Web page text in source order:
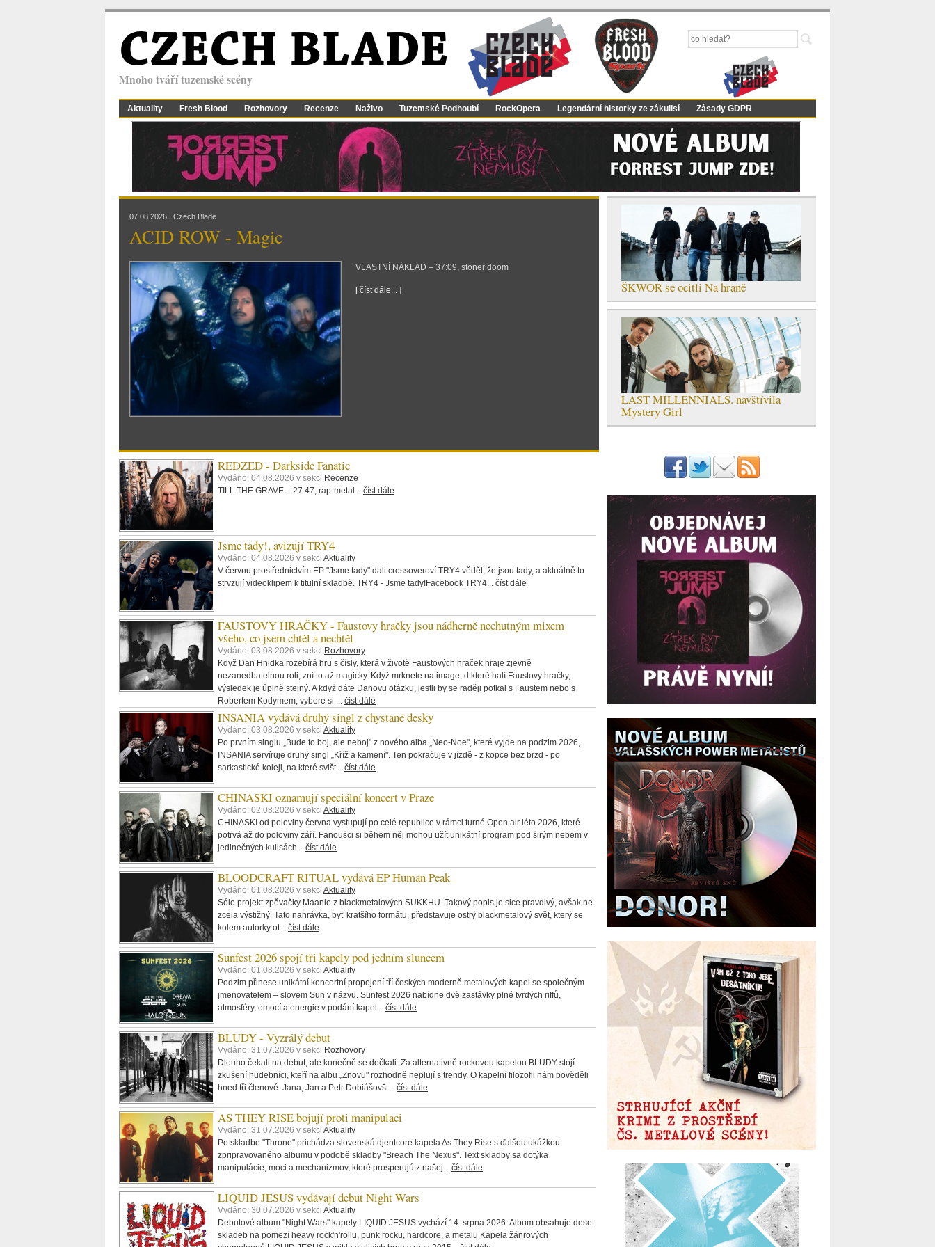
CZECH BLADE
Mnoho tváří tuzemské scény
Aktuality Fresh Blood Rozhovory Recenze Naživo Tuzemské Podhoubí RockOpera Legendární historky ze zákulisí Zásady GDPR
07.08.2026 | Czech Blade
ACID ROW - Magic
VLASTNÍ NÁKLAD – 37:09, stoner doom
[ číst dále... ] ŠKWOR se ocitli Na hraně
LAST MILLENNIALS. navštívila
Mystery Girl
REDZED - Darkside Fanatic
Vydáno: 04.08.2026 v sekci Recenze
TILL THE GRAVE – 27:47, rap-metal... číst dále
Jsme tady!, avizují TRY4
Vydáno: 04.08.2026 v sekci Aktuality
V červnu prostřednictvím EP "Jsme tady" dali crossoveroví TRY4 vědět, že jsou tady, a aktuálně to
strvzují videoklipem k titulní skladbě. TRY4 - Jsme tady!Facebook TRY4... číst dále
FAUSTOVY HRAČKY - Faustovy hračky jsou nádherně nechutným mixem
všeho, co jsem chtěl a nechtěl
Vydáno: 03.08.2026 v sekci Rozhovory
Když Dan Hnidka rozebírá hru s čísly, která v životě Faustových hraček hraje zjevně
nezanedbatelnou roli, zní to až magicky. Když mrknete na image, d které halí Faustovy hračky,
výsledek je úplně stejný. A když dáte Danovu otázku, jestli by se raději potkal s Faustem nebo s
Robertem Kodymem, vybere si ... číst dále
INSANIA vydává druhý singl z chystané desky
Vydáno: 03.08.2026 v sekci Aktuality
Po prvním singlu „Bude to boj, ale neboj" z nového alba „Neo-Noe", které vyjde na podzim 2026,
INSANIA servíruje druhý singl „Kříž a kamení". Ten pokračuje v jízdě - z kopce bez brzd - po
sarkastické koleji, na které svišt... číst dále
CHINASKI oznamují speciální koncert v Praze
Vydáno: 02.08.2026 v sekci Aktuality
CHINASKI od poloviny června vystupují po celé republice v rámci turné Open air léto 2026, které
potrvá až do poloviny září. Fanoušci si během něj mohou užít unikátní program pod širým nebem v
jedinečných kulisách... číst dále
BLOODCRAFT RITUAL vydává EP Human Peak
Vydáno: 01.08.2026 v sekci Aktuality
Sólo projekt zpěvačky Maanie z blackmetalových SUKKHU. Takový popis je sice pravdivý, avšak ne
zcela výstižný. Tato nahrávka, byť kratšího formátu, představuje ostrý blackmetalový svět, který se
kolem autorky ot... číst dále
Sunfest 2026 spojí tři kapely pod jedním sluncem
Vydáno: 01.08.2026 v sekci Aktuality
Podzim přinese unikátní koncertní propojení tří českých moderně metalových kapel se společným
jmenovatelem – slovem Sun v názvu. Sunfest 2026 nabídne dvě zastávky plné tvrdých riffů,
atmosféry, emocí a energie v podání kapel... číst dále
BLUDY - Vyzrálý debut
Vydáno: 31.07.2026 v sekci Rozhovory
Dlouho čekali na debut, ale konečně se dočkali. Za alternativně rockovou kapelou BLUDY stojí
zkušení hudebníci, kteří na albu „Znovu" rozhodně neplují s trendy. O kapelní filozofii nám pověděli
hned tři členové: Jana, Jan a Petr Dobiášovšt... číst dále
AS THEY RISE bojují proti manipulaci
Vydáno: 31.07.2026 v sekci Aktuality
Po skladbe "Throne" prichádza slovenská djentcore kapela As They Rise s ďalšou ukážkou
zpripravovaného albumu v podobě skladby "Breach The Nexus". Text skladby sa dotýka
manipulácie, moci a mechanizmov, ktoré prosperujú z našej... číst dále
LIQUID JESUS vydávají debut Night Wars
Vydáno: 30.07.2026 v sekci Aktuality
Debutové album "Night Wars" kapely LIQUID JESUS vychází 14. srpna 2026. Album obsahuje deset
skladeb na pomezí heavy rock'n'rollu, punk rocku, hardcore, a metalu.Kapela žánrových